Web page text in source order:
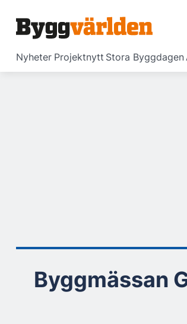
Nyheter Projektnytt Stora Byggdagen
Byggmässan